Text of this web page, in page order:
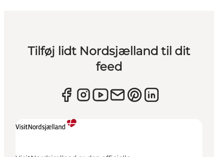
Tilføj lidt Nordsjælland til dit
feed